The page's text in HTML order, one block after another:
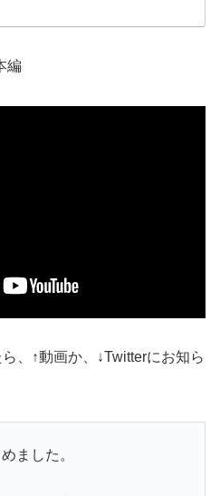
編
、↑動画か、↓Twitterにお知ら
ました。